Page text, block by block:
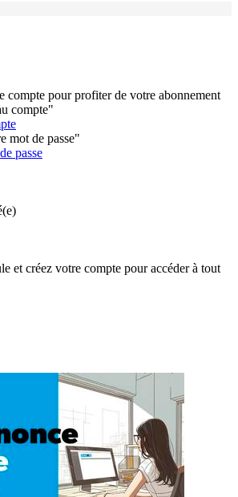
compte pour profiter de votre abonnement
compte"
mot de passe"
passe
et créez votre compte pour accéder à tout